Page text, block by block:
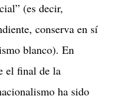
(es decir,
conserva en sí
blanco). En
el final de la
ha sido